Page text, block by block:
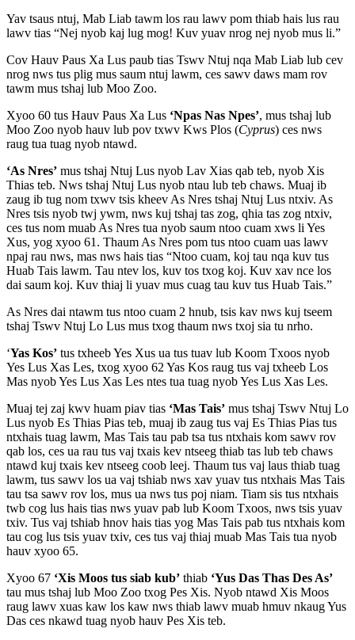
Yav tsaus ntuj, Mab Liab tawm los rau lawv pom thiab hais lus rau
lawv tias “Nej nyob kaj lug mog! Kuv yuav nrog nej nyob mus li.”
Cov Hauv Paus Xa Lus paub tias Tswv Ntuj nqa Mab Liab lub cev
nrog nws tus plig mus saum ntuj lawm, ces sawv daws mam rov
tawm mus tshaj lub Moo Zoo.
Xyoo 60 tus Hauv Paus Xa Lus ‘Npas Nas Npes’, mus tshaj lub
Moo Zoo nyob hauv lub pov txwv Kws Plos (Cyprus) ces nws
raug tua tuag nyob ntawd.
‘As Nres’ mus tshaj Ntuj Lus nyob Lav Xias qab teb, nyob Xis
Thias teb. Nws tshaj Ntuj Lus nyob ntau lub teb chaws. Muaj ib
zaug ib tug nom txwv tsis kheev As Nres tshaj Ntuj Lus ntxiv. As
Nres tsis nyob twj ywm, nws kuj tshaj tas zog, qhia tas zog ntxiv,
ces tus nom muab As Nres tua nyob saum ntoo cuam xws li Yes
Xus, yog xyoo 61. Thaum As Nres pom tus ntoo cuam uas lawv
npaj rau nws, mas nws hais tias “Ntoo cuam, koj tau nqa kuv tus
Huab Tais lawm. Tau ntev los, kuv tos txog koj. Kuv xav nce los
dai saum koj. Kuv thiaj li yuav mus cuag tau kuv tus Huab Tais.”
As Nres dai ntawm tus ntoo cuam 2 hnub, tsis kav nws kuj tseem
tshaj Tswv Ntuj Lo Lus mus txog thaum nws txoj sia tu nrho.
‘Yas Kos’ tus txheeb Yes Xus ua tus tuav lub Koom Txoos nyob
Yes Lus Xas Les, txog xyoo 62 Yas Kos raug tus vaj txheeb Los
Mas nyob Yes Lus Xas Les ntes tua tuag nyob Yes Lus Xas Les.
Muaj tej zaj kwv huam piav tias ‘Mas Tais’ mus tshaj Tswv Ntuj Lo
Lus nyob Es Thias Pias teb, muaj ib zaug tus vaj Es Thias Pias tus
ntxhais tuag lawm, Mas Tais tau pab tsa tus ntxhais kom sawv rov
qab los, ces ua rau tus vaj txais kev ntseeg thiab tas lub teb chaws
ntawd kuj txais kev ntseeg coob leej. Thaum tus vaj laus thiab tuag
lawm, tus sawv los ua vaj tshiab nws xav yuav tus ntxhais Mas Tais
tau tsa sawv rov los, mus ua nws tus poj niam. Tiam sis tus ntxhais
twb cog lus hais tias nws yuav pab lub Koom Txoos, nws tsis yuav
txiv. Tus vaj tshiab hnov hais tias yog Mas Tais pab tus ntxhais kom
tau cog lus tsis yuav txiv, ces tus vaj thiaj muab Mas Tais tua nyob
hauv xyoo 65.
Xyoo 67 ‘Xis Moos tus siab kub’ thiab ‘Yus Das Thas Des As’
tau mus tshaj lub Moo Zoo txog Pes Xis. Nyob ntawd Xis Moos
raug lawv xuas kaw los kaw nws thiab lawv muab hmuv nkaug Yus
Das ces nkawd tuag nyob hauv Pes Xis teb.